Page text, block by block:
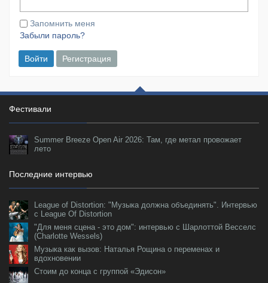
Запомнить меня
Забыли пароль?
Войти Регистрация
Фестивали
Summer Breeze Open Air 2026: Там, где метал провожает
лето
Последние интервью
League of Distortion: "Музыка должна объединять". Интервью
с League Of Distortion
"Для меня сцена - это дом": интервью с Шарлоттой Весселс
(Charlotte Wessels)
Музыка как вызов: Наталья Рощина о переменах и
вдохновении
Стоим до конца с группой «Эдисон»